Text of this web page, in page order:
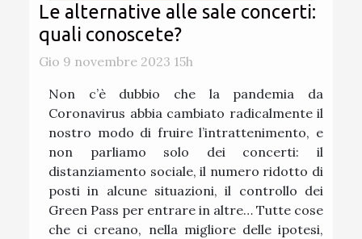
Le alternative alle sale concerti:
quali conoscete?
Gio 9 novembre 2023 15h
Non c’è dubbio che la pandemia da
Coronavirus abbia cambiato radicalmente il
nostro modo di fruire l’intrattenimento, e
non parliamo solo dei concerti: il
distanziamento sociale, il numero ridotto di
posti in alcune situazioni, il controllo dei
Green Pass per entrare in altre… Tutte cose
che ci creano, nella migliore delle ipotesi,